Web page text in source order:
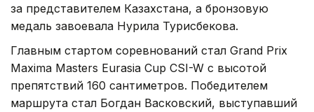
за представителем Казахстана, а бронзовую
медаль завоевала Нурила Турисбекова.
Главным стартом соревнований стал Grand Prix
Maxima Masters Eurasia Cup CSI-W с высотой
препятствий 160 сантиметров. Победителем
маршрута стал Богдан Васковский, выступавший